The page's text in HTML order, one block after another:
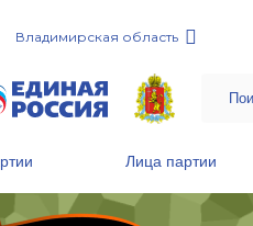
Владимирская область
Лица партии